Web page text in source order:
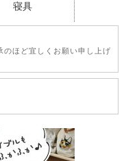
寝具
のほど宜しくお願い申し上げ